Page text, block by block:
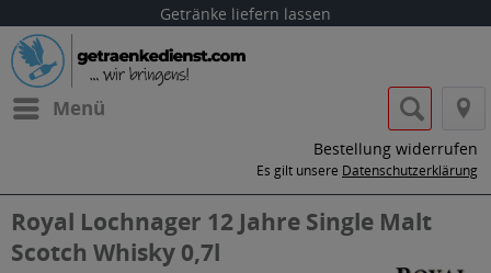
Getränke liefern lassen
Menü
Bestellung widerrufen
Es gilt unsere Datenschutzerklärung
Royal Lochnager 12 Jahre Single Malt
Scotch Whisky 0,7l